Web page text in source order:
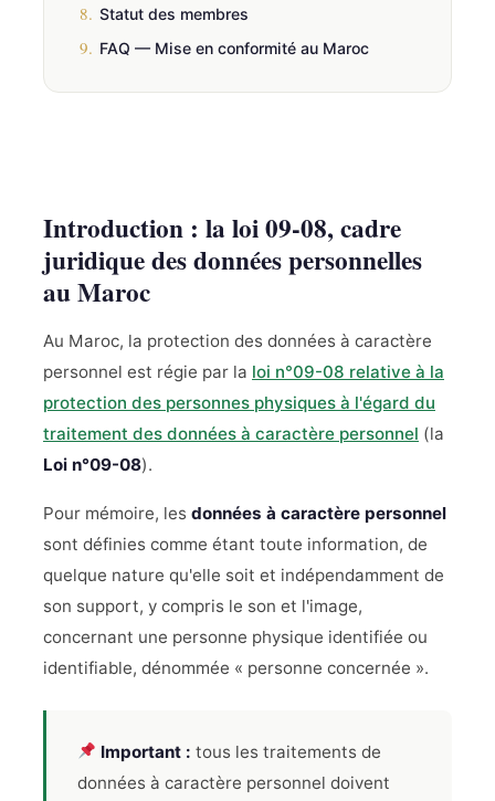
8. Statut des membres
9. FAQ — Mise en conformité au Maroc
Introduction : la loi 09-08, cadre
juridique des données personnelles
au Maroc
Au Maroc, la protection des données à caractère
personnel est régie par la loi n°09-08 relative à la
protection des personnes physiques à l'égard du
traitement des données à caractère personnel (la
Loi n°09-08).
Pour mémoire, les données à caractère personnel
sont définies comme étant toute information, de
quelque nature qu'elle soit et indépendamment de
son support, y compris le son et l'image,
concernant une personne physique identifiée ou
identifiable, dénommée « personne concernée ».
Important : tous les traitements de
données à caractère personnel doivent